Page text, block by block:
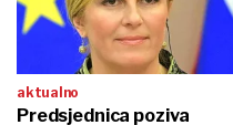
aktualno
Predsjednica poziva